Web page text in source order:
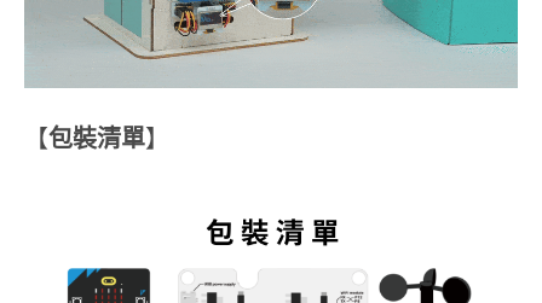
【包裝清單】